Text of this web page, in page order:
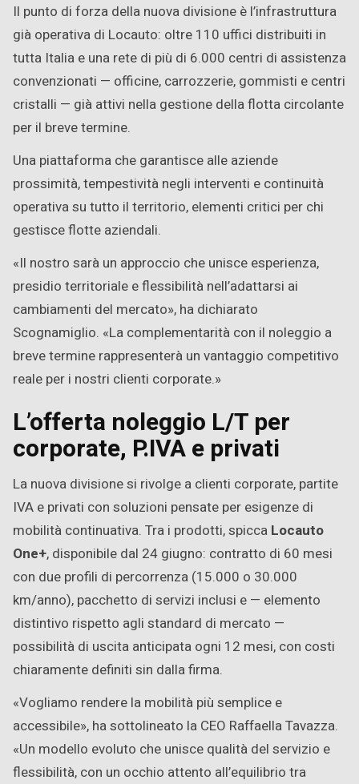
Il punto di forza della nuova divisione è l’infrastruttura
già operativa di Locauto: oltre 110 uffici distribuiti in
tutta Italia e una rete di più di 6.000 centri di assistenza
convenzionati — officine, carrozzerie, gommisti e centri
cristalli — già attivi nella gestione della flotta circolante
per il breve termine.
Una piattaforma che garantisce alle aziende
prossimità, tempestività negli interventi e continuità
operativa su tutto il territorio, elementi critici per chi
gestisce flotte aziendali.
«Il nostro sarà un approccio che unisce esperienza,
presidio territoriale e flessibilità nell’adattarsi ai
cambiamenti del mercato», ha dichiarato
Scognamiglio. «La complementarità con il noleggio a
breve termine rappresenterà un vantaggio competitivo
reale per i nostri clienti corporate.»
L’offerta noleggio L/T per
corporate, P.IVA e privati
La nuova divisione si rivolge a clienti corporate, partite
IVA e privati con soluzioni pensate per esigenze di
mobilità continuativa. Tra i prodotti, spicca Locauto
One+, disponibile dal 24 giugno: contratto di 60 mesi
con due profili di percorrenza (15.000 o 30.000
km/anno), pacchetto di servizi inclusi e — elemento
distintivo rispetto agli standard di mercato —
possibilità di uscita anticipata ogni 12 mesi, con costi
chiaramente definiti sin dalla firma.
«Vogliamo rendere la mobilità più semplice e
accessibile», ha sottolineato la CEO Raffaella Tavazza.
«Un modello evoluto che unisce qualità del servizio e
flessibilità, con un occhio attento all’equilibrio tra